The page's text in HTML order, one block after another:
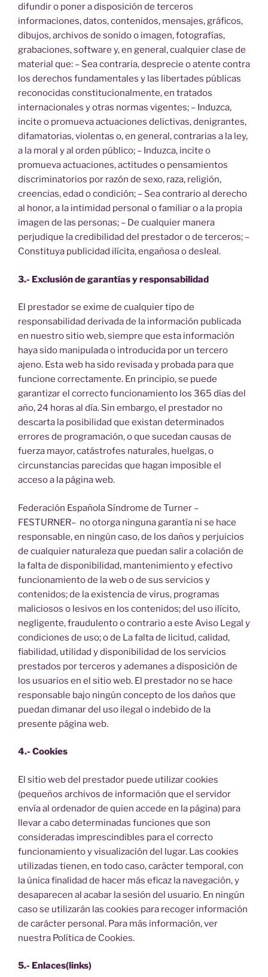
difundir o poner a disposición de terceros
informaciones, datos, contenidos, mensajes, gráficos,
dibujos, archivos de sonido o imagen, fotografías,
grabaciones, software y, en general, cualquier clase de
material que: – Sea contraria, desprecie o atente contra
los derechos fundamentales y las libertades públicas
reconocidas constitucionalmente, en tratados
internacionales y otras normas vigentes; – Induzca,
incite o promueva actuaciones delictivas, denigrantes,
difamatorias, violentas o, en general, contrarias a la ley,
a la moral y al orden público; – Induzca, incite o
promueva actuaciones, actitudes o pensamientos
discriminatorios por razón de sexo, raza, religión,
creencias, edad o condición; – Sea contrario al derecho
al honor, a la intimidad personal o familiar o a la propia
imagen de las personas; – De cualquier manera
perjudique la credibilidad del prestador o de terceros; –
Constituya publicidad ilícita, engañosa o desleal.
3.- Exclusión de garantías y responsabilidad
El prestador se exime de cualquier tipo de
responsabilidad derivada de la información publicada
en nuestro sitio web, siempre que esta información
haya sido manipulada o introducida por un tercero
ajeno. Esta web ha sido revisada y probada para que
funcione correctamente. En principio, se puede
garantizar el correcto funcionamiento los 365 días del
año, 24 horas al día. Sin embargo, el prestador no
descarta la posibilidad que existan determinados
errores de programación, o que sucedan causas de
fuerza mayor, catástrofes naturales, huelgas, o
circunstancias parecidas que hagan imposible el
acceso a la página web.
Federación Española Síndrome de Turner –
FESTURNER– no otorga ninguna garantía ni se hace
responsable, en ningún caso, de los daños y perjuicios
de cualquier naturaleza que puedan salir a colación de
la falta de disponibilidad, mantenimiento y efectivo
funcionamiento de la web o de sus servicios y
contenidos; de la existencia de virus, programas
maliciosos o lesivos en los contenidos; del uso ilícito,
negligente, fraudulento o contrario a este Aviso Legal y
condiciones de uso; o de La falta de licitud, calidad,
fiabilidad, utilidad y disponibilidad de los servicios
prestados por terceros y ademanes a disposición de
los usuarios en el sitio web. El prestador no se hace
responsable bajo ningún concepto de los daños que
puedan dimanar del uso ilegal o indebido de la
presente página web.
4.- Cookies
El sitio web del prestador puede utilizar cookies
(pequeños archivos de información que el servidor
envía al ordenador de quien accede en la página) para
llevar a cabo determinadas funciones que son
consideradas imprescindibles para el correcto
funcionamiento y visualización del lugar. Las cookies
utilizadas tienen, en todo caso, carácter temporal, con
la única finalidad de hacer más eficaz la navegación, y
desaparecen al acabar la sesión del usuario. En ningún
caso se utilizarán las cookies para recoger información
de carácter personal. Para más información, ver
nuestra Política de Cookies.
5.- Enlaces(links)